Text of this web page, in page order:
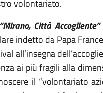
volontariato.
Città Accogliente”
indetto da Papa
all’insegna
ai più fragili alla
il “volontariato